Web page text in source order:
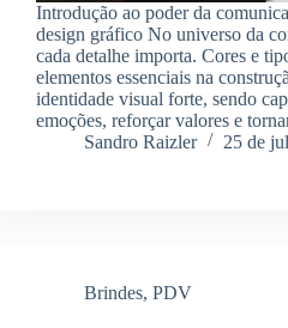
Introdução ao poder da
design gráfico No universo da
cada detalhe importa. Cores e
elementos essenciais na
identidade visual forte, sendo
emoções, reforçar valores e
Sandro Raizler
25 de
Brindes, PDV